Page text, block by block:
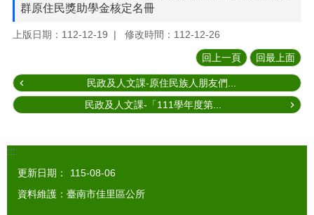
群原住民獎助學金核定名冊
上版日期：112-12-19 修改時間：112-12-26
回上一頁 回最上面
民政及人文課-原住民族人朋友們...
民政及人文課-「111學年度第...
:::
更新日期：
115-08-06
資料維護：臺南市佳里區公所